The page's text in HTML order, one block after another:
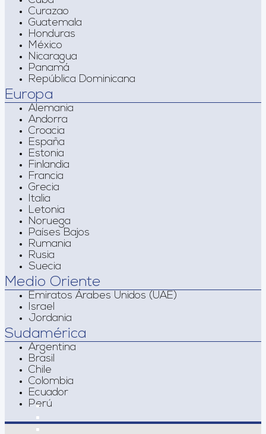
Curazao
Guatemala
Honduras
México
Nicaragua
Panamá
República Dominicana
Europa
Alemania
Andorra
Croacia
España
Estonia
Finlandia
Francia
Grecia
Italia
Letonia
Noruega
Países Bajos
Rumania
Rusia
Suecia
Medio Oriente
Emiratos Árabes Unidos (UAE)
Israel
Jordania
Sudamérica
Argentina
Brasil
Chile
Colombia
Ecuador
Perú